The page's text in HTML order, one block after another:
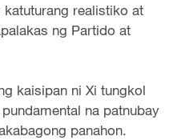
realistiko at
ng Partido at
kaisipan ni Xi tungkol
na patnubay
panahon.